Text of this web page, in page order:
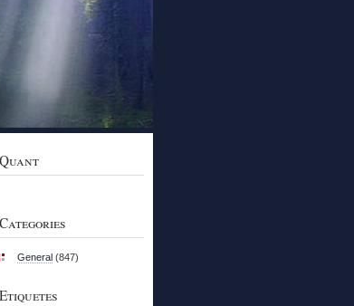
Quant
Categories
General (847)
Etiquetes